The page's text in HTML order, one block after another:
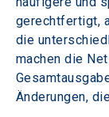
gerechtfertigt,
die
machen die
Änderungen,